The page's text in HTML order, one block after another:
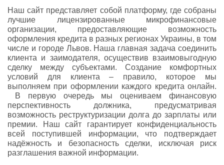
Наш сайт представляет собой платформу, где собраны
лучшие лицензированные микрофинансовые
организации, предоставляющие возможность
оформления кредита в разных регионах Украины, в том
числе и городе Львов. Наша главная задача соединить
клиента и заимодателя, осуществив взаимовыгодную
сделку между субъектами. Создание комфортных
условий для клиента – правило, которое мы
выполняем при оформлении каждого кредита онлайн.
В первую очередь мы оцениваем финансовую
перспективность должника, предусматривая
возможность реструктуризации долга до зарплаты или
премии. Наш сайт гарантирует конфиденциальность
всей поступившей информации, что подтверждает
надёжность и безопасность сделки, исключая риск
разглашения важной информации.